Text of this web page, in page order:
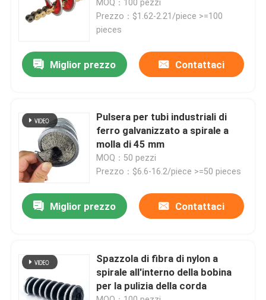
Fatory Tour
Contattaci
Richiedere un preventivo
Strisce per spazzole industriali
Spazzole cilindriche industriali
Spazzole a rulli industriali
MOQ：100 pezzi
Prezzo：$1.62-2.21/piece >=100
pieces
Miglior prezzo Contattaci
Pulsera per tubi industriali di
ferro galvanizzato a spirale a
molla di 45 mm
MOQ：50 pezzi
Prezzo：$6.6-16.2/piece >=50 pieces
Miglior prezzo Contattaci
Spazzola di fibra di nylon a
spirale all'interno della bobina
per la pulizia della corda